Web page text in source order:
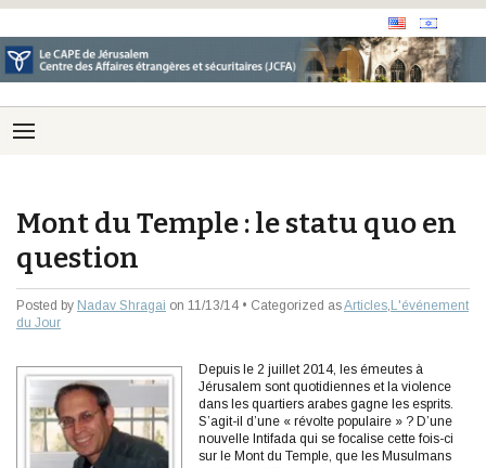
Mont du Temple : le statu quo en
question
Posted by Nadav Shragai on 11/13/14 • Categorized asArticles, L'événement
du Jour
Depuis le 2 juillet 2014, les émeutes à
Jérusalem sont quotidiennes et la violence
dans les quartiers arabes gagne les esprits.
S’agit-il d’une « révolte populaire » ? D’une
nouvelle Intifada qui se focalise cette fois-ci
sur le Mont du Temple, que les Musulmans